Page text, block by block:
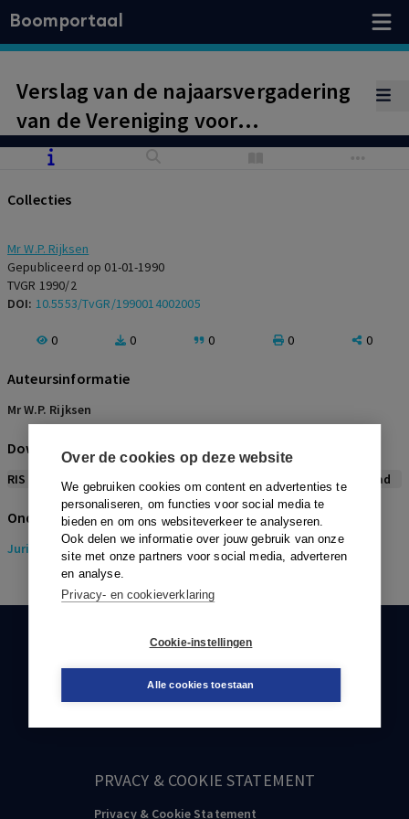
Over de cookies op deze website
We gebruiken cookies om content en advertenties te
personaliseren, om functies voor social media te
bieden en om ons websiteverkeer te analyseren.
Ook delen we informatie over jouw gebruik van onze
site met onze partners voor social media, adverteren
en analyse.
Privacy- en cookieverklaring
Cookie-instellingen
Alle cookies toestaan
Boomportaal
Verslag van de najaarsvergadering
van de Vereniging voor
Gezondheidsrecht op 17 november
Collecties
Mr W.P. Rijksen
Gepubliceerd op 01-01-1990
TVGR 1990/2
DOI: 10.5553/TvGR/1990014002005
0 0 0 0 0
Auteursinformatie
Mr W.P. Rijksen
Download citeerwijze bij dit artikel
RIS BibTex APA Vancouver Leidraad
Onderwerpen
Juridisch > Gezondheidsrecht
KLANTENSERVICE
088-0301000
PRVACY & COOKIE STATEMENT
Privacy & Cookie Statement